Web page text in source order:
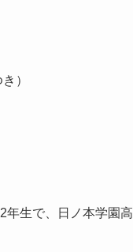
）
年生で、日ノ本学園